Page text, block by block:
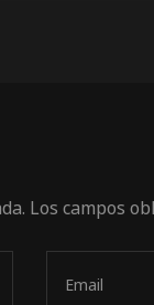
Los campos